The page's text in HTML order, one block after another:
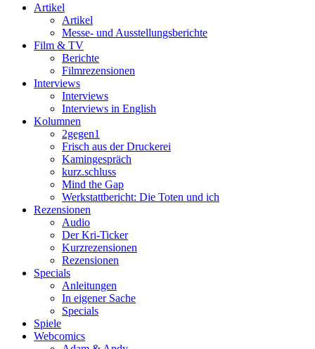
Artikel
Artikel
Messe- und Ausstellungsberichte
Film & TV
Berichte
Filmrezensionen
Interviews
Interviews
Interviews in English
Kolumnen
2gegen1
Frisch aus der Druckerei
Kamingespräch
kurz.schluss
Mind the Gap
Werkstattbericht: Die Toten und ich
Rezensionen
Audio
Der Kri-Ticker
Kurzrezensionen
Rezensionen
Specials
Anleitungen
In eigener Sache
Specials
Spiele
Webcomics